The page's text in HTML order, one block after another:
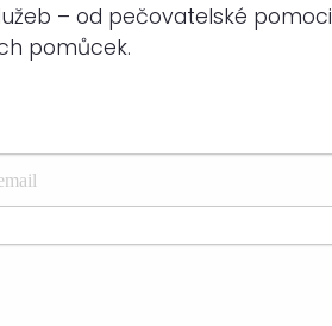
– od pečovatelské pomoci
pomůcek.